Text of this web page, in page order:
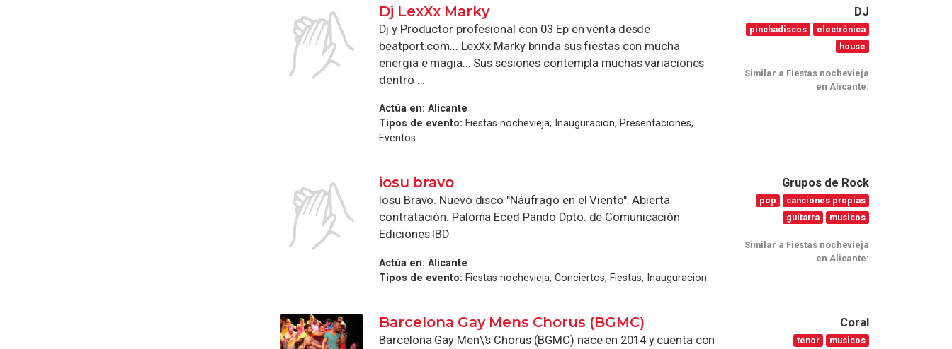
Dj LexXx Marky
Dj y Productor profesional con 03 Ep en venta desde
beatport.com... LexXx Marky brinda sus fiestas con mucha
energia e magia... Sus sesiones contempla muchas variaciones
dentro ...
Actúa en: Alicante
Tipos de evento: Fiestas nochevieja, Inauguracion, Presentaciones,
Eventos
DJ
pinchadiscos
electrónica
house
Similar a Fiestas nochevieja
en Alicante:
iosu bravo
Iosu Bravo. Nuevo disco "Náufrago en el Viento". Abierta
contratación. Paloma Eced Pando Dpto. de Comunicación
Ediciones IBD
Actúa en: Alicante
Tipos de evento: Fiestas nochevieja, Conciertos, Fiestas, Inauguracion
Grupos de Rock
pop
canciones propias
guitarra
musicos
Similar a Fiestas nochevieja
en Alicante:
Barcelona Gay Mens Chorus (BGMC)
Barcelona Gay Men\'s Chorus (BGMC) nace en 2014 y cuenta con
Coral
tenor musicos